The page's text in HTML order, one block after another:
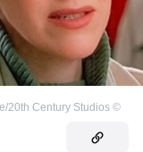
©
20th Century Studios